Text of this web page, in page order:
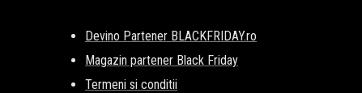
Devino Partener BLACKFRIDAY.ro
Magazin partener Black Friday
Termeni si conditii